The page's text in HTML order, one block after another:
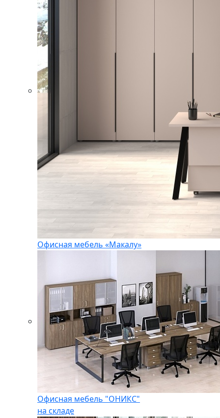
Офисная мебель «Макалу»
Офисная мебель "ОНИКС"
на складе